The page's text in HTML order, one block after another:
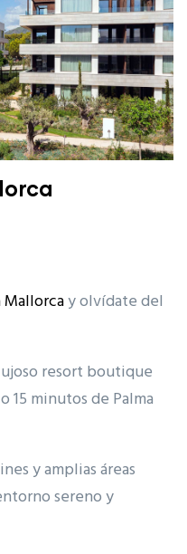
y olvídate del
resort boutique
15 minutos de Palma
y amplias áreas
sereno y